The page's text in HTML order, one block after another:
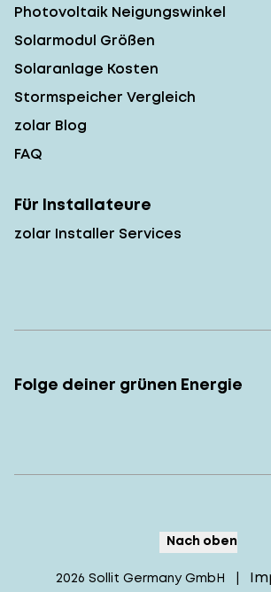
Photovoltaik Neigungswinkel
Solarmodul Größen
Solaranlage Kosten
Stormspeicher Vergleich
zolar Blog
FAQ
Für Installateure
zolar Installer Services
Folge deiner grünen Energie
Nach oben
2026 Sollit Germany GmbH |